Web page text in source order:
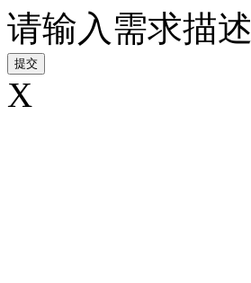
请输入需求描述
X